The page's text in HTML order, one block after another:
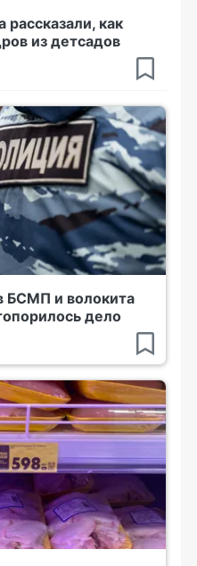
рассказали, как
из детсадов
БСМП и волокита
дело